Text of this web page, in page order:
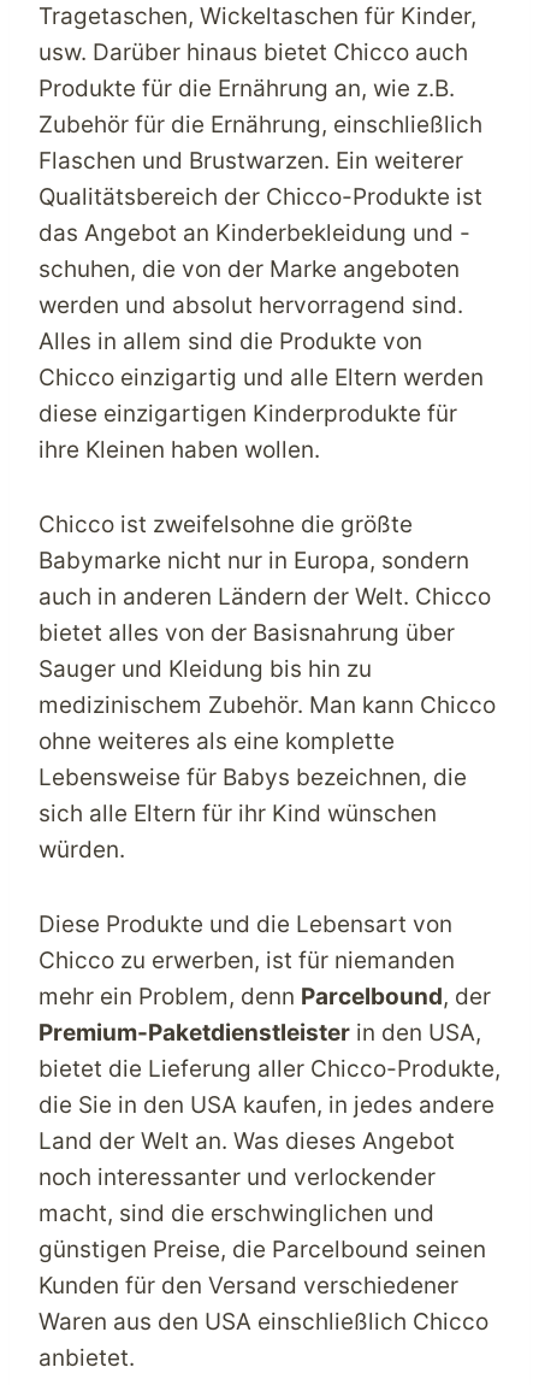
Tragetaschen, Wickeltaschen für Kinder,
usw. Darüber hinaus bietet Chicco auch
Produkte für die Ernährung an, wie z.B.
Zubehör für die Ernährung, einschließlich
Flaschen und Brustwarzen. Ein weiterer
Qualitätsbereich der Chicco-Produkte ist
das Angebot an Kinderbekleidung und -
schuhen, die von der Marke angeboten
werden und absolut hervorragend sind.
Alles in allem sind die Produkte von
Chicco einzigartig und alle Eltern werden
diese einzigartigen Kinderprodukte für
ihre Kleinen haben wollen.
Chicco ist zweifelsohne die größte
Babymarke nicht nur in Europa, sondern
auch in anderen Ländern der Welt. Chicco
bietet alles von der Basisnahrung über
Sauger und Kleidung bis hin zu
medizinischem Zubehör. Man kann Chicco
ohne weiteres als eine komplette
Lebensweise für Babys bezeichnen, die
sich alle Eltern für ihr Kind wünschen
würden.
Diese Produkte und die Lebensart von
Chicco zu erwerben, ist für niemanden
mehr ein Problem, denn Parcelbound, der
Premium-Paketdienstleister in den USA,
bietet die Lieferung aller Chicco-Produkte,
die Sie in den USA kaufen, in jedes andere
Land der Welt an. Was dieses Angebot
noch interessanter und verlockender
macht, sind die erschwinglichen und
günstigen Preise, die Parcelbound seinen
Kunden für den Versand verschiedener
Waren aus den USA einschließlich Chicco
anbietet.